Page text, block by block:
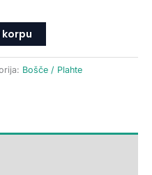
korpu
Bošče / Plahte